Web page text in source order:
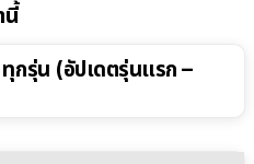
นี้
กรุ่น (อัปเดตรุ่นแรก –